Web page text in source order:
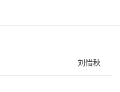
刘惜秋